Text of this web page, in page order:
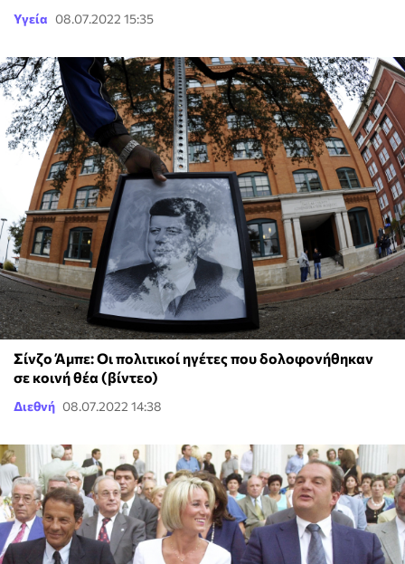
Υγεία 08.07.2022 15:35
Σίνζο Άμπε: Οι πολιτικοί ηγέτες που δολοφονήθηκαν
σε κοινή θέα (βίντεο)
Διεθνή 08.07.2022 14:38